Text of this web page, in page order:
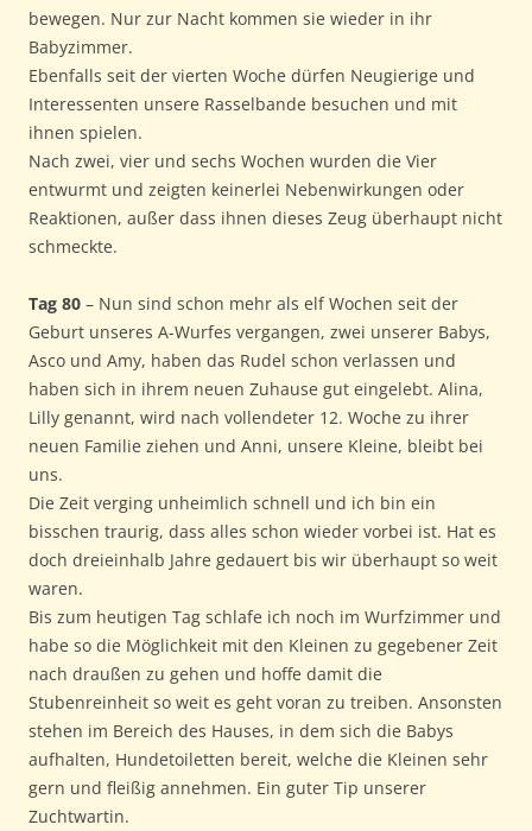
bewegen. Nur zur Nacht kommen sie wieder in ihr
Babyzimmer.
Ebenfalls seit der vierten Woche dürfen Neugierige und
Interessenten unsere Rasselbande besuchen und mit
ihnen spielen.
Nach zwei, vier und sechs Wochen wurden die Vier
entwurmt und zeigten keinerlei Nebenwirkungen oder
Reaktionen, außer dass ihnen dieses Zeug überhaupt nicht
schmeckte.
Tag 80 – Nun sind schon mehr als elf Wochen seit der
Geburt unseres A-Wurfes vergangen, zwei unserer Babys,
Asco und Amy, haben das Rudel schon verlassen und
haben sich in ihrem neuen Zuhause gut eingelebt. Alina,
Lilly genannt, wird nach vollendeter 12. Woche zu ihrer
neuen Familie ziehen und Anni, unsere Kleine, bleibt bei
uns.
Die Zeit verging unheimlich schnell und ich bin ein
bisschen traurig, dass alles schon wieder vorbei ist. Hat es
doch dreieinhalb Jahre gedauert bis wir überhaupt so weit
waren.
Bis zum heutigen Tag schlafe ich noch im Wurfzimmer und
habe so die Möglichkeit mit den Kleinen zu gegebener Zeit
nach draußen zu gehen und hoffe damit die
Stubenreinheit so weit es geht voran zu treiben. Ansonsten
stehen im Bereich des Hauses, in dem sich die Babys
aufhalten, Hundetoiletten bereit, welche die Kleinen sehr
gern und fleißig annehmen. Ein guter Tip unserer
Zuchtwartin.